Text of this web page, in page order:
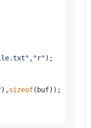
, "r");
sizeof(buf));